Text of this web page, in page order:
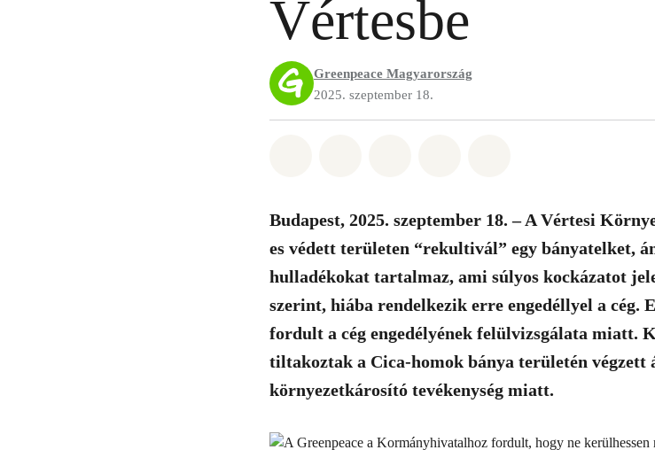
Vértesbe
Greenpeace Magyarország
2025. szeptember 18.
Budapest, 2025. szeptember 18. – A Vértesi
es védett területen “rekultivál” egy bányatelket,
hulladékokat tartalmaz, ami súlyos kockázatot
szerint, hiába rendelkezik erre engedéllyel a cég.
fordult a cég engedélyének felülvizsgálata miatt.
tiltakoztak a Cica-homok bánya területén
környezetkárosító tevékenység miatt.